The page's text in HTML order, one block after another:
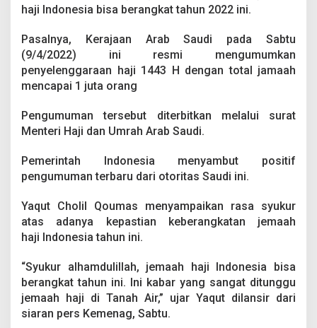
a
h
j
i
d
s
a
d
h
B
i
s
a
haji Indonesia bisa berangkat tahun 2022 ini.
Pasalnya, Kerajaan Arab Saudi pada Sabtu
(9/4/2022) ini resmi mengumumkan
penyelenggaraan haji 1443 H dengan total jamaah
mencapai 1 juta orang
Pengumuman tersebut diterbitkan melalui surat
Menteri Haji dan Umrah Arab Saudi.
Pemerintah Indonesia menyambut positif
pengumuman terbaru dari otoritas Saudi ini.
Yaqut Cholil Qoumas menyampaikan rasa syukur
atas adanya kepastian keberangkatan jemaah
haji Indonesia tahun ini.
“Syukur alhamdulillah, jemaah haji Indonesia bisa
berangkat tahun ini. Ini kabar yang sangat ditunggu
jemaah haji di Tanah Air,” ujar Yaqut dilansir dari
siaran pers Kemenag, Sabtu.